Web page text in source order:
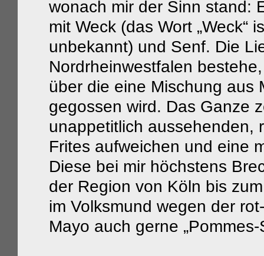
wonach mir der Sinn stand:
mit Weck (das Wort „Weck“
unbekannt) und Senf. Die
Nordrheinwestfalen
über die eine Mischung aus
gegossen wird. Das Ganze
unappetitlich aussehenden,
Frites aufweichen und eine
Diese bei mir höchstens
der Region von Köln bis
im Volksmund wegen der
Mayo auch gerne